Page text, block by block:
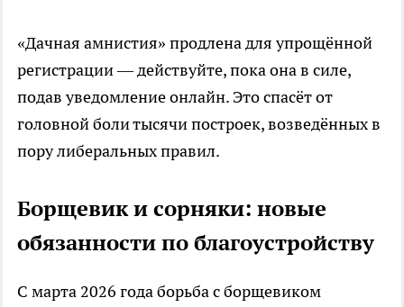
«Дачная амнистия» продлена для упрощённой
регистрации — действуйте, пока она в силе,
подав уведомление онлайн. Это спасёт от
головной боли тысячи построек, возведённых в
пору либеральных правил.
Борщевик и сорняки: новые
обязанности по благоустройству
С марта 2026 года борьба с борщевиком